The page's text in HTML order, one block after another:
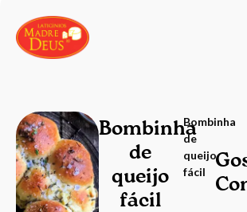
Bombinha
de
queijo
fácil
Bombinha
de
queijo
fácil